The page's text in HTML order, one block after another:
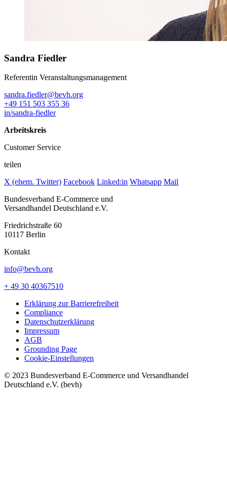
Sandra Fiedler
Referentin Veranstaltungsmanagement
sandra.fiedler@bevh.org
+49 151 503 355 36
in/sandra-fiedler
Arbeitskreis
Customer Service
teilen
X (ehem. Twitter) Facebook Linked:in Whatsapp Mail
Bundesverband E-Commerce und
Versandhandel Deutschland e.V.
Friedrichstraße 60
10117 Berlin
Kontakt
info@bevh.org
+ 49 30 40367510
Erklärung zur Barrierefreiheit
Compliance
Datenschutzerklärung
Impressum
AGB
Grounding Page
Cookie-Einstellungen
© 2023 Bundesverband E-Commerce und Versandhandel
Deutschland e.V. (bevh)